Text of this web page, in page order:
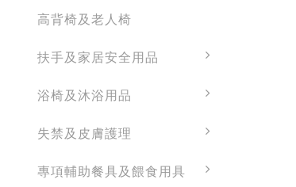
高背椅及老人椅
扶手及家居安全用品
浴椅及沐浴用品
失禁及皮膚護理
專項輔助餐具及餵食用具